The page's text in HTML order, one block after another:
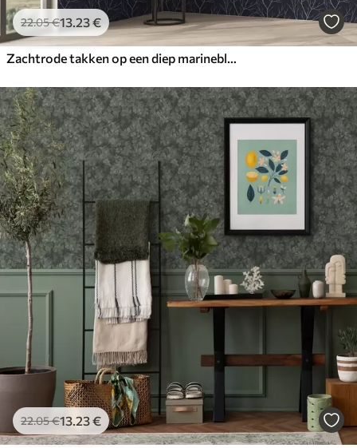
22.05€13.23€
Zachtrode takken op een diep marineblauwe achtergrond
22.05€13.23€